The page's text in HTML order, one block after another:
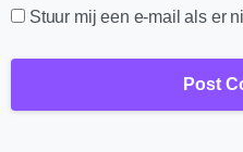
Stuur mij een e-mail als er